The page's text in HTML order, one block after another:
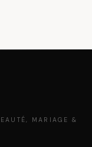
MARIAGE &